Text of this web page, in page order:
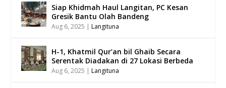
Siap Khidmah Haul Langitan, PC Kesan
Gresik Bantu Olah Bandeng
Aug 6, 2025 |Langituna
H-1, Khatmil Qur’an bil Ghaib Secara
Serentak Diadakan di 27 Lokasi Berbeda
Aug 6, 2025 |Langituna